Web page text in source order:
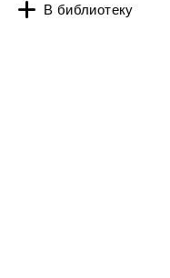
В библиотеку